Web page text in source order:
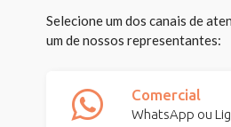
Selecione um dos canais de
um de nossos representantes:
Comercial
WhatsApp ou